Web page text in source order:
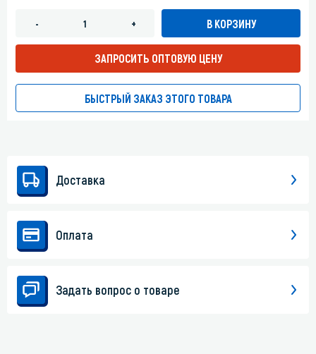
- + В КОРЗИНУ
ЗАПРОСИТЬ ОПТОВУЮ ЦЕНУ
БЫСТРЫЙ ЗАКАЗ ЭТОГО ТОВАРА
Доставка
Оплата
Задать вопрос о товаре